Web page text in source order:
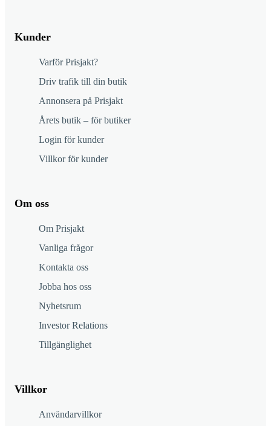
Kunder
Varför Prisjakt?
Driv trafik till din butik
Annonsera på Prisjakt
Årets butik – för butiker
Login för kunder
Villkor för kunder
Om oss
Om Prisjakt
Vanliga frågor
Kontakta oss
Jobba hos oss
Nyhetsrum
Investor Relations
Tillgänglighet
Villkor
Användarvillkor